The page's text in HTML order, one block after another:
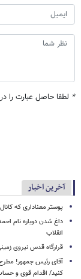
* لطفا حاصل عبارت را
آخرین اخبار
پوستر معناداری که
انقلاب
قرارگاه قدس نیروی
آقای رئیس جمهور!
کنید/ اقدام قوی و